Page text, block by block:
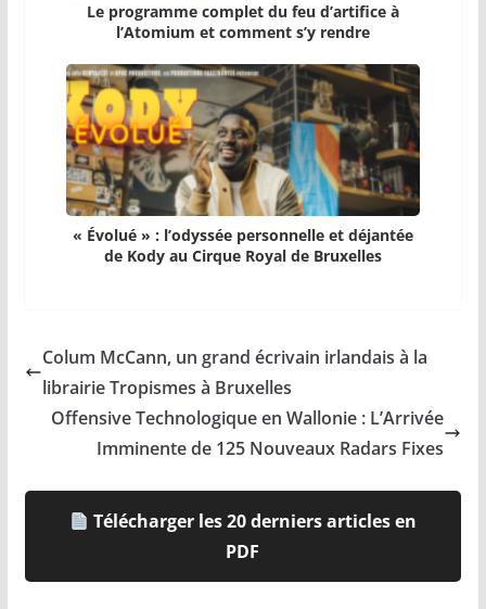
Le programme complet du feu d’artifice à
l’Atomium et comment s’y rendre
« Évolué » : l’odyssée personnelle et déjantée
de Kody au Cirque Royal de Bruxelles
Colum McCann, un grand écrivain irlandais à la
librairie Tropismes à Bruxelles
Offensive Technologique en Wallonie : L’Arrivée
Imminente de 125 Nouveaux Radars Fixes
Télécharger les 20 derniers articles en
PDF